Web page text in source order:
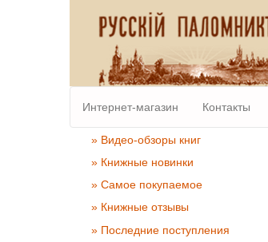
Интернет-магазин Контакты
» Видео-обзоры книг
» Книжные новинки
» Самое покупаемое
» Книжные отзывы
» Последние поступления